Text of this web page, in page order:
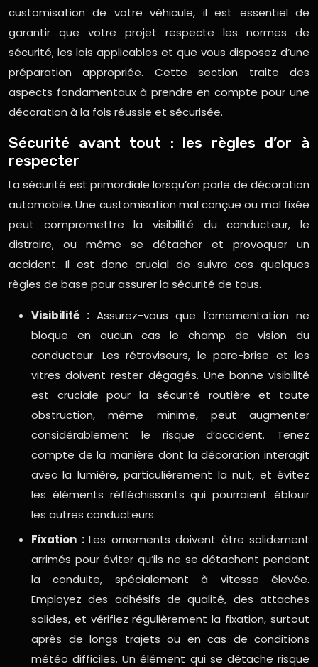
customisation de votre véhicule, il est essentiel de
garantir que votre projet respecte les normes de
sécurité, les lois applicables et que vous disposez d’une
préparation appropriée. Cette section traite des
aspects fondamentaux à prendre en compte pour une
décoration à la fois réussie et sécurisée.
Sécurité avant tout : les règles d’or à
respecter
La sécurité est primordiale lorsqu’on parle de décoration
automobile. Une customisation mal conçue ou mal fixée
peut compromettre la visibilité du conducteur, le
distraire, ou même se détacher et provoquer un
accident. Il est donc crucial de suivre ces quelques
règles de base pour assurer la sécurité de tous.
Visibilité : Assurez-vous que l’ornementation ne
bloque en aucun cas le champ de vision du
conducteur. Les rétroviseurs, le pare-brise et les
vitres doivent rester dégagés. Une bonne visibilité
est cruciale pour la sécurité routière et toute
obstruction, même minime, peut augmenter
considérablement le risque d’accident. Tenez
compte de la manière dont la décoration interagit
avec la lumière, particulièrement la nuit, et évitez
les éléments réfléchissants qui pourraient éblouir
les autres conducteurs.
Fixation : Les ornements doivent être solidement
arrimés pour éviter qu’ils ne se détachent pendant
la conduite, spécialement à vitesse élevée.
Employez des adhésifs de qualité, des attaches
solides, et vérifiez régulièrement la fixation, surtout
après de longs trajets ou en cas de conditions
météo difficiles. Un élément qui se détache risque